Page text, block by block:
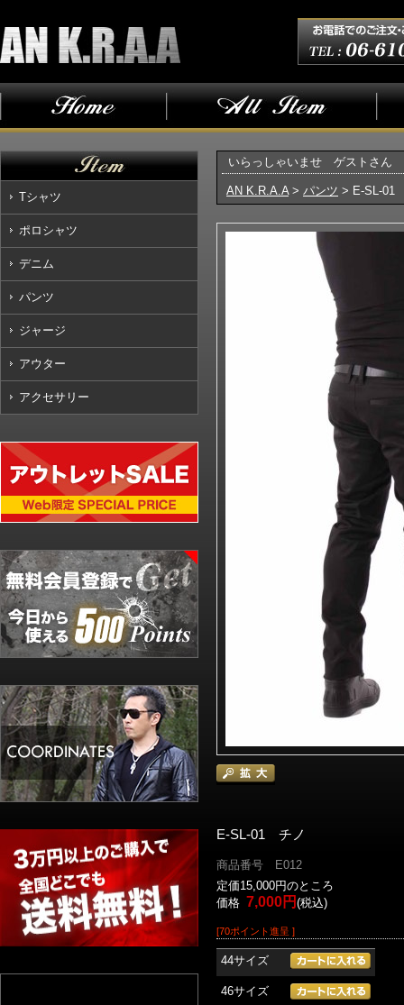
Tシャツ
ポロシャツ
デニム
パンツ
ジャージ
アウター
アクセサリー
いらっしゃいませ ゲストさん
AN K.R.A.A> パンツ > E-SL-01
E-SL-01 チノ
商品番号 E012
定価15,000円のところ
価格 7,000円 (税込)
[70ポイント進呈 ]
44サイズ
46サイズ